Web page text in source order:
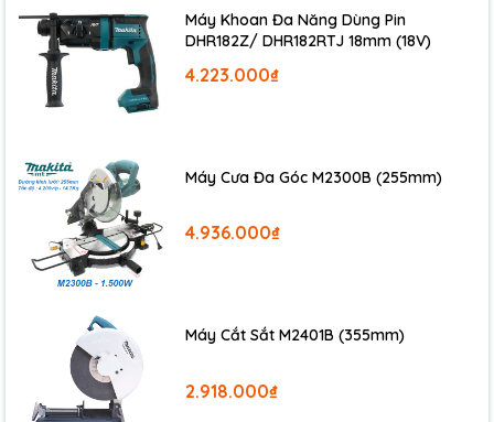
Máy Khoan Đa Năng Dùng Pin
DHR182Z/ DHR182RTJ 18mm (18V)
4.223.000₫
Máy Cưa Đa Góc M2300B (255mm)
4.936.000₫
Máy Cắt Sắt M2401B (355mm)
2.918.000₫